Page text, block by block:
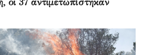
οι 37 αντιμετωπίστηκαν